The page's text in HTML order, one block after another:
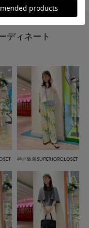
ディネート
神戸阪急SUPERIORCLOSET